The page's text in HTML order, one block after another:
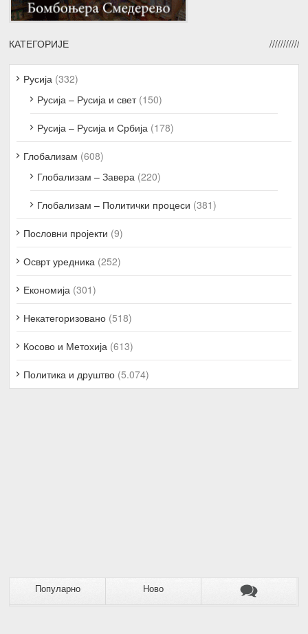
КАТЕГОРИЈЕ
Русија (332)
Русија – Русија и свет(150)
Русија – Русија и Србија (178)
Глобализам (608)
Глобализам – Завера (220)
Глобализам – Политички процеси (381)
Пословни пројекти (9)
Осврт уредника (252)
Економија (301)
Некатегоризовано (518)
Косово и Метохија (613)
Политика и друштво (5.074)
Популарно Ново